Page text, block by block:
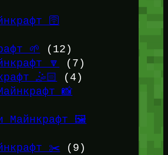
🛜
🌱
(12)
🔽
(7)
🤹🏻
(4)
📸
Майнкрафт 🖼️
✂️ (9)